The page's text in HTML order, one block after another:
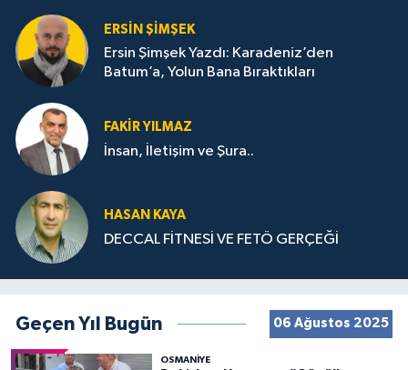
ERSIN ŞIMŞEK
Ersin Şimşek Yazdı: Karadeniz’den
Batum’a, Yolun Bana Bıraktıkları
FAKIR YILMAZ
İnsan, İletişim ve Şura..
HASAN KAYA
DECCAL FİTNESİ VE FETÖ GERÇEĞİ
Geçen Yıl Bugün 06 Ağustos 2025
OSMANIYE